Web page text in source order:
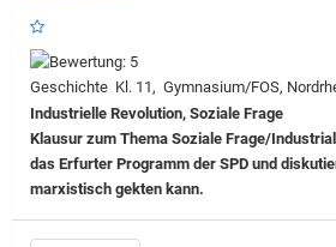
Geschichte Kl. 11, Gymnasium/FOS,
Industrielle Revolution, Soziale Frage
Klausur zum Thema Soziale Frage/
das Erfurter Programm der SPD und
marxistisch gekten kann.